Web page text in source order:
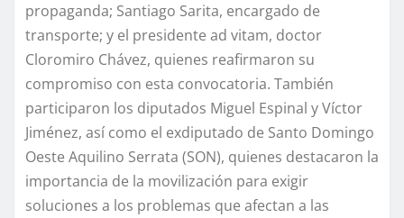
propaganda; Santiago Sarita, encargado de
transporte; y el presidente ad vitam, doctor
Cloromiro Chávez, quienes reafirmaron su
compromiso con esta convocatoria. También
participaron los diputados Miguel Espinal y Víctor
Jiménez, así como el exdiputado de Santo Domingo
Oeste Aquilino Serrata (SON), quienes destacaron la
importancia de la movilización para exigir
soluciones a los problemas que afectan a las